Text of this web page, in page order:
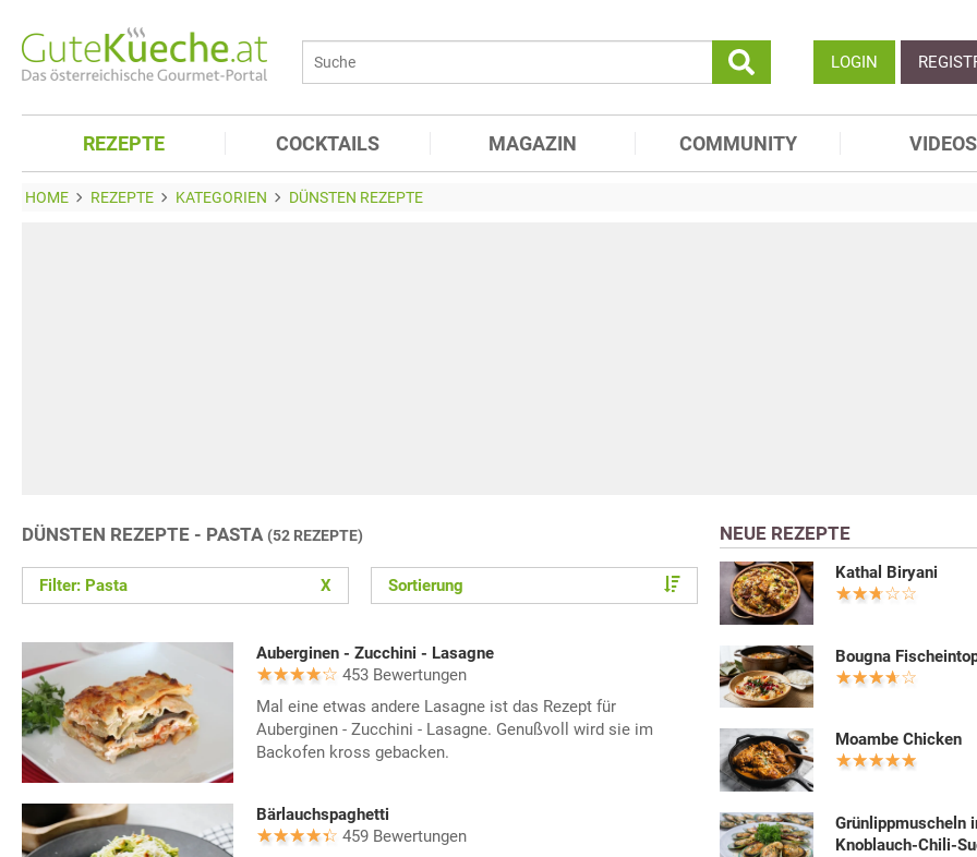
LOGIN
REZEPTE COCKTAILS MAGAZIN COMMUNITY VIDEOS
HOME REZEPTE KATEGORIEN DÜNSTEN REZEPTE
DÜNSTEN REZEPTE - PASTA (52 REZEPTE)
Filter: Pasta X Sortierung
Auberginen - Zucchini - Lasagne
453 Bewertungen
Mal eine etwas andere Lasagne ist das Rezept für
Auberginen - Zucchini - Lasagne. Genußvoll wird sie im
Backofen kross gebacken.
Bärlauchspaghetti
459 Bewertungen
NEUE REZEPTE
Kathal Biryani
Bougna
Moambe Chicken
Grünlippmuscheln
Knoblauch-Chili-